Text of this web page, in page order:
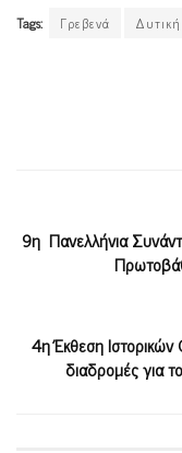
Tags: Γρεβενά
9η Πανελλήνια
4η Έκθεση
διαδρομές για